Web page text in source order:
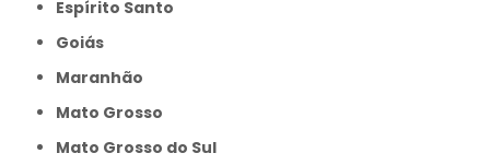
Espírito Santo
Goiás
Maranhão
Mato Grosso
Mato Grosso do Sul